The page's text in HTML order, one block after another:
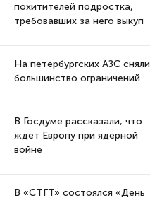
похитителей подростка,
требовавших за него выкуп
На петербургских АЗС сняли
большинство ограничений
В Госдуме рассказали, что
ждет Европу при ядерной
войне
В «СТГТ» состоялся «День